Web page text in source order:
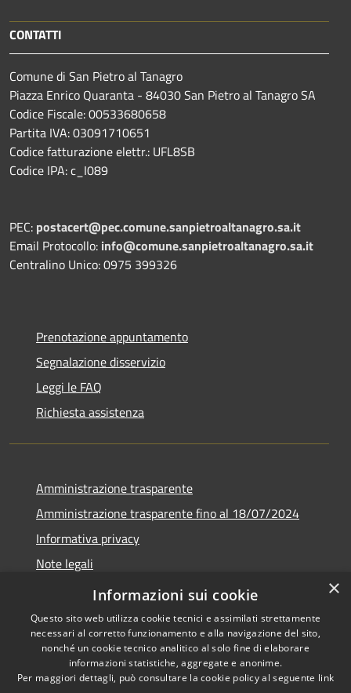
CONTATTI
Comune di San Pietro al Tanagro
Piazza Enrico Quaranta - 84030 San Pietro al Tanagro SA
Codice Fiscale: 00533680658
Partita IVA: 03091710651
Codice fatturazione elettr.: UFL8SB
Codice IPA: c_I089
PEC: postacert@pec.comune.sanpietroaltanagro.sa.it
Email Protocollo: info@comune.sanpietroaltanagro.sa.it
Centralino Unico: 0975 399326
Prenotazione appuntamento
Segnalazione disservizio
Leggi le FAQ
Richiesta assistenza
Amministrazione trasparente
Amministrazione trasparente fino al 18/07/2024
Informativa privacy
Note legali
Dichiarazione di accessibilità
Accessibilità
Copyright © 2026 • Comune di
San Pietro al Tanagro •
×
Informazioni sui cookie
Questo sito web utilizza cookie tecnici e assimilati strettamente
necessari al corretto funzionamento e alla navigazione del sito,
nonché un cookie tecnico analitico al solo fine di elaborare
informazioni statistiche, aggregate e anonime.
Per maggiori dettagli, può consultare la cookie policy al seguente link